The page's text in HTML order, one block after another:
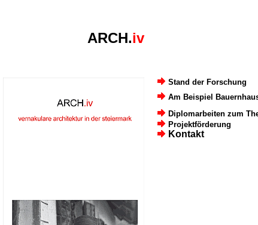
ARCH.iv
Stand der Forschung
Am Beispiel
Diplomarbeiten zum
Projektförderung
Kontakt